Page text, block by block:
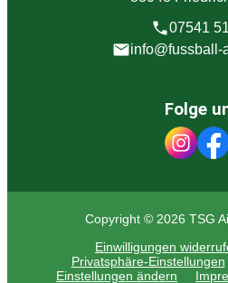
07541
info@fussball-
Folge
Copyright © 2026 TSG
Einwilligungen
Privatsphäre-Einstellungen
Einstellungen ändern